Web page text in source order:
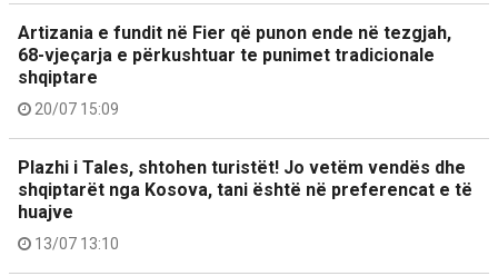
Artizania e fundit në Fier që punon ende në tezgjah,
68-vjeçarja e përkushtuar te punimet tradicionale
shqiptare
20/07 15:09
Plazhi i Tales, shtohen turistët! Jo vetëm vendës dhe
shqiptarët nga Kosova, tani është në preferencat e të
huajve
13/07 13:10